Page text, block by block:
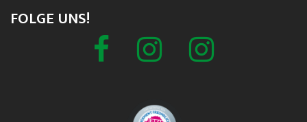
FOLGE UNS!
Facebook SchützenvereinSpielmannszug